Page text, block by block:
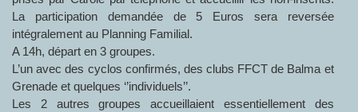
La participation demandée de 5 Euros sera reversée
intégralement au Planning Familial.
A 14h, départ en 3 groupes.
L’un avec des cyclos confirmés, des clubs FFCT de Balma et
Grenade et quelques ‘’individuels’’.
Les 2 autres groupes accueillaient essentiellement des